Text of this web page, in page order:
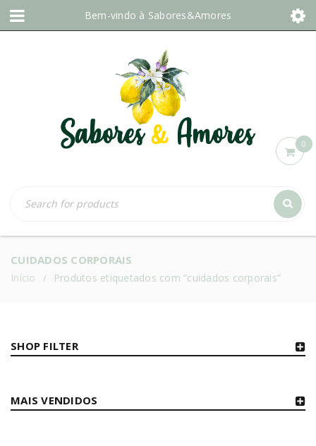
Bem-vindo à Sabores&Amores
0
CUIDADOS CORPORAIS
Início / Produtos etiquetados com “cuidados corporais”
SHOP FILTER
MAIS VENDIDOS